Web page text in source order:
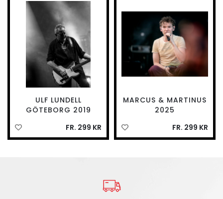
ULF LUNDELL
GÖTEBORG 2019
FR. 299 KR
MARCUS & MARTINUS
2025
FR. 299 KR